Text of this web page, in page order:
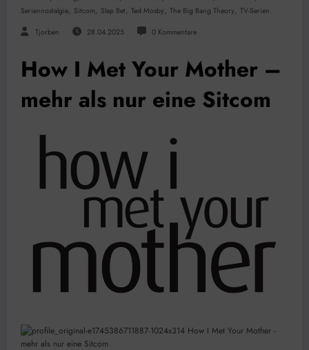
Seriennostalgie, Sitcom, Slap Bet, Ted Mosby, The Big Bang Theory, TV-Serien
Tjorben 28.04.2025 0 Kommentare
How I Met Your Mother –
mehr als nur eine Sitcom